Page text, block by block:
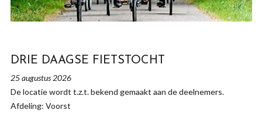
DRIE DAAGSE FIETSTOCHT
25 augustus 2026
De locatie wordt t.z.t. bekend gemaakt aan de deelnemers.
Afdeling: Voorst